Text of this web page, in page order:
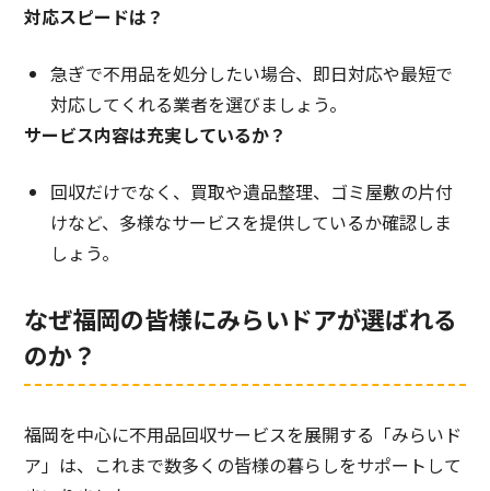
対応スピードは？
急ぎで不用品を処分したい場合、即日対応や最短で
対応してくれる業者を選びましょう。
サービス内容は充実しているか？
回収だけでなく、買取や遺品整理、ゴミ屋敷の片付
けなど、多様なサービスを提供しているか確認しま
しょう。
なぜ福岡の皆様にみらいドアが選ばれる
のか？
福岡を中心に不用品回収サービスを展開する「みらいド
ア」は、これまで数多くの皆様の暮らしをサポートして